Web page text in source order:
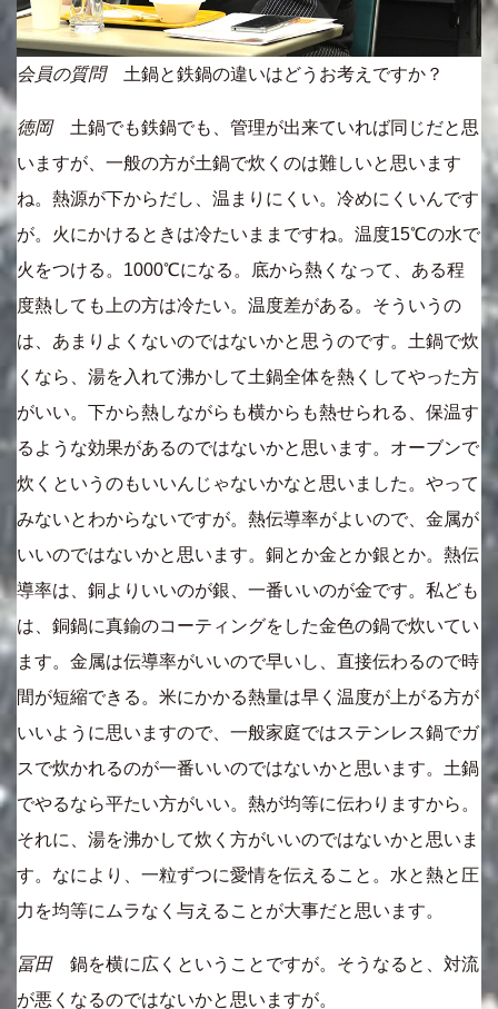
会員の質問土鍋と鉄鍋の違いはどうお考えですか？
徳岡土鍋でも鉄鍋でも、管理が出来ていれば同じだと思
いますが、一般の方が土鍋で炊くのは難しいと思います
ね。熱源が下からだし、温まりにくい。冷めにくいんです
が。火にかけるときは冷たいままですね。温度15℃の水で
火をつける。1000℃になる。底から熱くなって、ある程
度熱しても上の方は冷たい。温度差がある。そういうの
は、あまりよくないのではないかと思うのです。土鍋で炊
くなら、湯を入れて沸かして土鍋全体を熱くしてやった方
がいい。下から熱しながらも横からも熱せられる、保温す
るような効果があるのではないかと思います。オーブンで
炊くというのもいいんじゃないかなと思いました。やって
みないとわからないですが。熱伝導率がよいので、金属が
いいのではないかと思います。銅とか金とか銀とか。熱伝
導率は、銅よりいいのが銀、一番いいのが金です。私ども
は、銅鍋に真鍮のコーティングをした金色の鍋で炊いてい
ます。金属は伝導率がいいので早いし、直接伝わるので時
間が短縮できる。米にかかる熱量は早く温度が上がる方が
いいように思いますので、一般家庭ではステンレス鍋でガ
スで炊かれるのが一番いいのではないかと思います。土鍋
でやるなら平たい方がいい。熱が均等に伝わりますから。
それに、湯を沸かして炊く方がいいのではないかと思いま
す。なにより、一粒ずつに愛情を伝えること。水と熱と圧
力を均等にムラなく与えることが大事だと思います。
冨田鍋を横に広くということですが。そうなると、対流
が悪くなるのではないかと思いますが。